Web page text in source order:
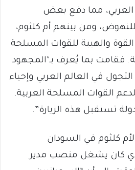
مما دفع بعض
ومن بينهم أم كلثوم،
القوة والهيبة للقوات المسلحة
فقامت بما يُعرف بـ’المجهود
في العالم العربي وإحياء
القوات المسلحة العربية.
تستقبل هذه الزيارة”.
كلثوم في السودان
كان يشغل منصب مدير